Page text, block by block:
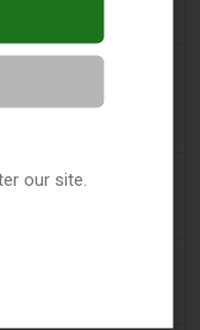
はカナダのギャ
our site.